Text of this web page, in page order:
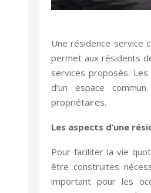
Une résidence service
permet aux résidents
services proposés.
d’un espace
propriétaires.
Les aspects d’une
Pour faciliter la vie
être construites
important pour les